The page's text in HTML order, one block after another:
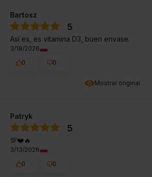
Mostrar original
Bartosz
5
Así es, es vitamina D3, buen envase.
3/18/2026
0
0
Patryk
5
💯❤️🔥
3/13/2026
0
0